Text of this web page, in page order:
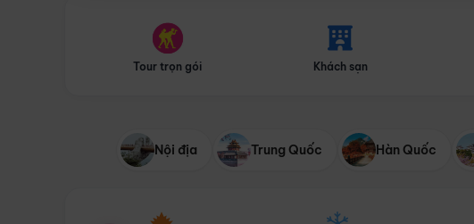
Tour trọn gói Khách sạn
Nội địa Trung Quốc Hàn Quốc